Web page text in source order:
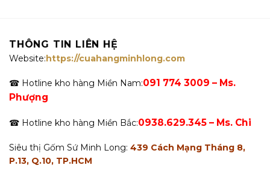
THÔNG TIN LIÊN HỆ
Website:https://cuahangminhlong.com
☎ Hotline kho hàng Miền Nam:091 774 3009 – Ms.
Phượng
☎ Hotline kho hàng Miền Bắc:0938.629.345 – Ms. Chi
Siêu thị Gốm Sứ Minh Long: 439 Cách Mạng Tháng 8,
P.13, Q.10, TP.HCM